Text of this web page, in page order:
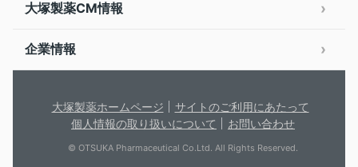
大塚製薬CM情報
企業情報
大塚製薬ホームページ
サイトのご利用にあたって
個人情報の取り扱いについて
お問い合わせ
© OTSUKA Pharmaceutical Co.Ltd. All Rights Reserved.